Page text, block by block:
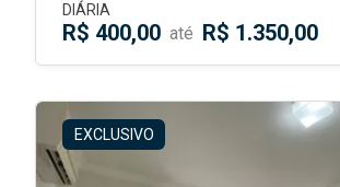
DIÁRIA
R$ 400,00 até R$ 1.350,00
EXCLUSIVO